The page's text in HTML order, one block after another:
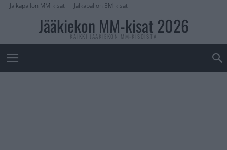
Jalkapallon MM-kisat Jalkapallon EM-kisat
Jääkiekon MM-kisat 2026
KAIKKI JÄÄKIEKON MM-KISOISTA